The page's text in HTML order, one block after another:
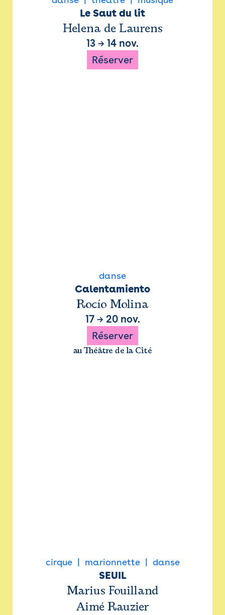
Le Saut du lit
Helena de Laurens
13 → 14 nov.
Réserver
danse
Calentamiento
Rocío Molina
17→ 20 nov.
Réserver
au Théâtre de la Cité
cirque marionnette danse
SEUIL
Marius Fouilland
Aimé Rauzier